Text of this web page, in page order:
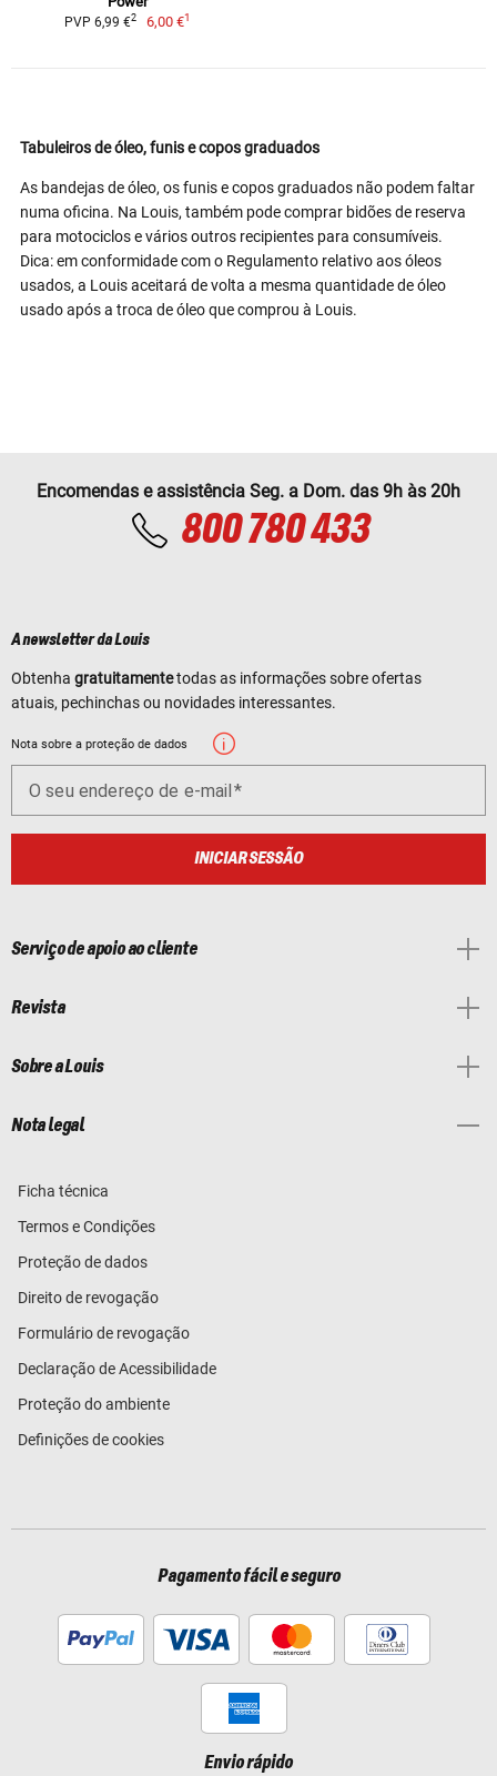
PVP 6,99 €2 6,00 €1
Tabuleiros de óleo, funis e copos graduados
As bandejas de óleo, os funis e copos graduados não podem faltar
numa oficina. Na Louis, também pode comprar bidões de reserva
para motociclos e vários outros recipientes para consumíveis.
Dica: em conformidade com o Regulamento relativo aos óleos
usados, a Louis aceitará de volta a mesma quantidade de óleo
usado após a troca de óleo que comprou à Louis.
Encomendas e assistência Seg. a Dom. das 9h às 20h
800 780 433
A newsletter da Louis
Obtenha gratuitamentetodas as informações sobre ofertas
atuais, pechinchas ou novidades interessantes.
Nota sobre a proteção de dados
O seu endereço de e-mail
INICIAR SESSÃO
Serviço de apoio ao cliente
Revista
Sobre a Louis
Nota legal
Ficha técnica
Termos e Condições
Proteção de dados
Direito de revogação
Formulário de revogação
Declaração de Acessibilidade
Proteção do ambiente
Definições de cookies
Pagamento fácil e seguro
Envio rápido